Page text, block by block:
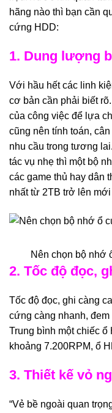
hãng nào thì bạn cần
cứng HDD:
1. Dung lượng
Với hầu hết các linh
cơ bản cần phải biết
của công việc để lựa
cũng nên tính toán,
nhu cầu trong tương
tác vụ nhẹ thì một bộ
các game thủ hay dân
nhất từ 2TB trở lên mới
Nên chọn bộ nhớ
2. Tốc độ đọc,
Tốc độ đọc, ghi càng
cứng càng nhanh,
Trung bình một chiếc
khoảng 7.200RPM, ổ
3. Thiết kế vỏ
“Vẻ bề ngoài quan